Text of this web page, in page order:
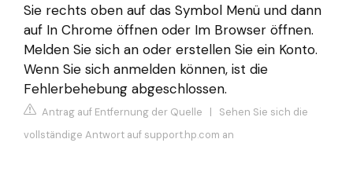
Sie rechts oben auf das Symbol Menü und dann
auf In Chrome öffnen oder Im Browser öffnen.
Melden Sie sich an oder erstellen Sie ein Konto.
Wenn Sie sich anmelden können, ist die
Fehlerbehebung abgeschlossen.
Antrag auf Entfernung der Quelle | Sehen Sie sich die
vollständige Antwort auf support.hp.com an